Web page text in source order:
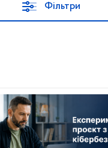
Фільтри